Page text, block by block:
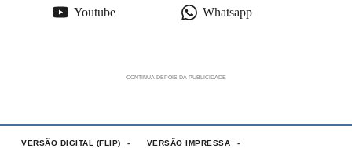
Youtube Whatsapp
VERSÃO DIGITAL (FLIP) VERSÃO IMPRESSA